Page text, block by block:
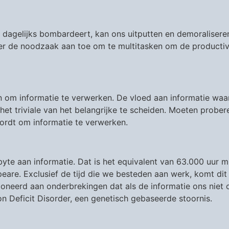
bombardeert, kan ons uitputten en
de noodzaak aan toe om te multitasken om de
om informatie te verwerken. De vloed aan informatie
triviale van het belangrijke te scheiden. Moeten
om informatie te verwerken.
aan informatie. Dat is het equivalent van 63.000 uur
Exclusief de tijd die we besteden aan werk, komt
aan onderbrekingen dat als de informatie ons niet
Deficit Disorder, een genetisch gebaseerde stoornis.